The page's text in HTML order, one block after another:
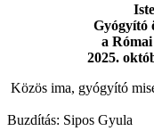
Gyógyító
a
2025.
Közös ima, gyógyító
Buzdítás: Sipos Gyula